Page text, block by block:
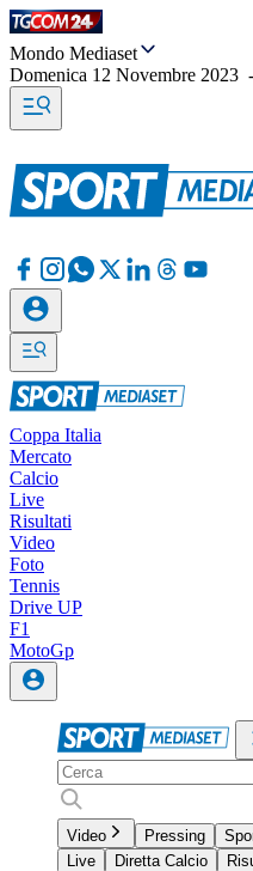
Mondo Mediaset
Domenica 12 Novembre 2023 -
Coppa Italia
Mercato
Calcio
Live
Risultati
Video
Foto
Tennis
Drive UP
F1
MotoGp
Video Pressing
Live
Diretta Calcio